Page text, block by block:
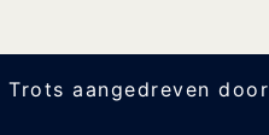
Trots aangedreven door